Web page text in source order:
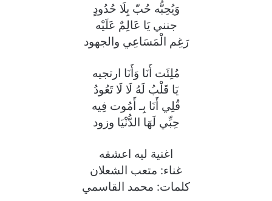
وَيُحِبُّه حُبّ بِلَا حُدُودٍ
جنني يَا عَالِمٌ عَلَيْه
رَغِم الْمَسَاعِي والجهود
مُلِئَت أَنَا وَأَنَا ارتجيه
يَا قَلْبُ لَهُ لَا لَا تَعُودُ
قُلِي أَنَا بِـ أَمُوت فِيه
حِبِّي لَهَا الدُّنْيَا وزود
اغنية ليه اعشقه
غناء: متعب الشعلان
كلمات: محمد القاسمي